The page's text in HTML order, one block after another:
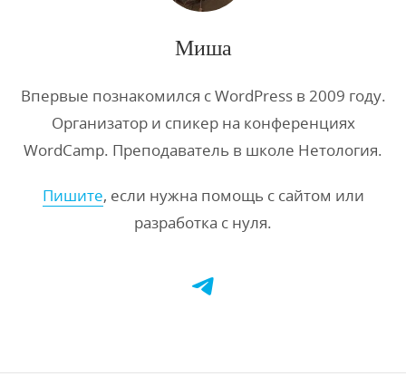
Миша
Впервые познакомился с WordPress в 2009 году.
Организатор и спикер на конференциях
WordCamp. Преподаватель в школе Нетология.
Пишите, если нужна помощь с сайтом или
разработка с нуля.